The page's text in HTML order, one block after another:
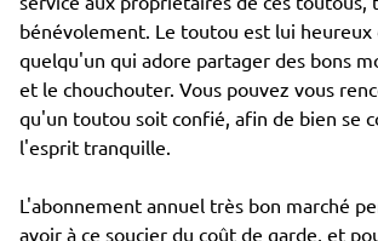
bénévolement. Le toutou est lui heureux
quelqu'un qui adore partager des bons
et le chouchouter. Vous pouvez vous
qu'un toutou soit confié, afin de bien se
l'esprit tranquille.
L'abonnement annuel très bon marché
avoir à ce soucier du coût de garde, et